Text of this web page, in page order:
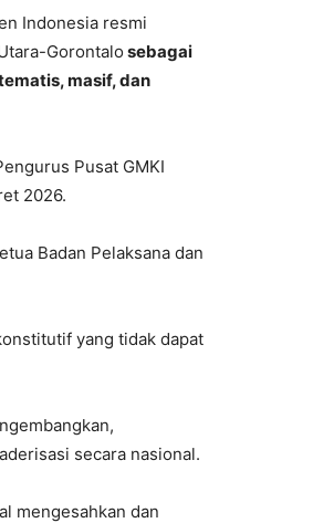
Indonesia resmi
Gorontalo sebagai
masif, dan
Pusat GMKI
2026.
Badan Pelaksana dan
yang tidak dapat
secara nasional.
mengesahkan dan